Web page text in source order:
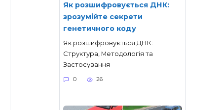
Як розшифровується ДНК:
зрозумійте секрети
генетичного коду
Як розшифровується ДНК:
Структура, Методологія та
Застосування
0 26